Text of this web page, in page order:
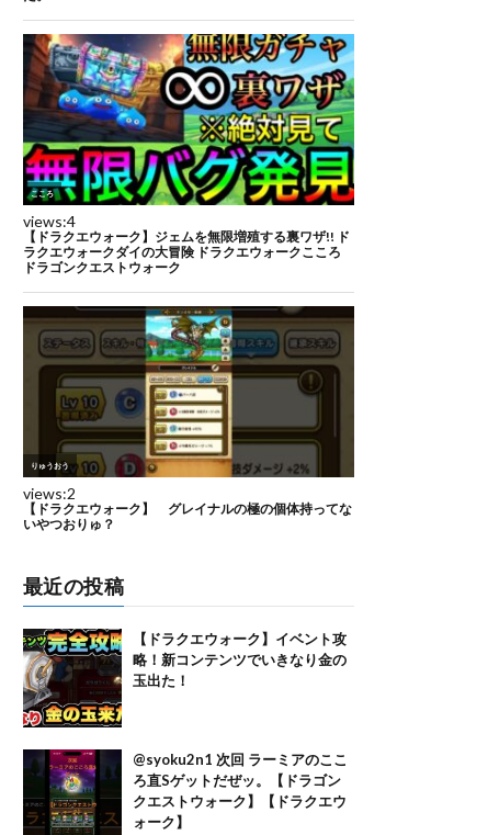
最近の投稿
【ドラクエウォーク】イベント攻
略！新コンテンツでいきなり金の
玉出た！
@syoku2n1 次回 ラーミアのここ
ろ直Sゲットだぜッ。【ドラゴン
クエストウォーク】【ドラクエウ
ォーク】